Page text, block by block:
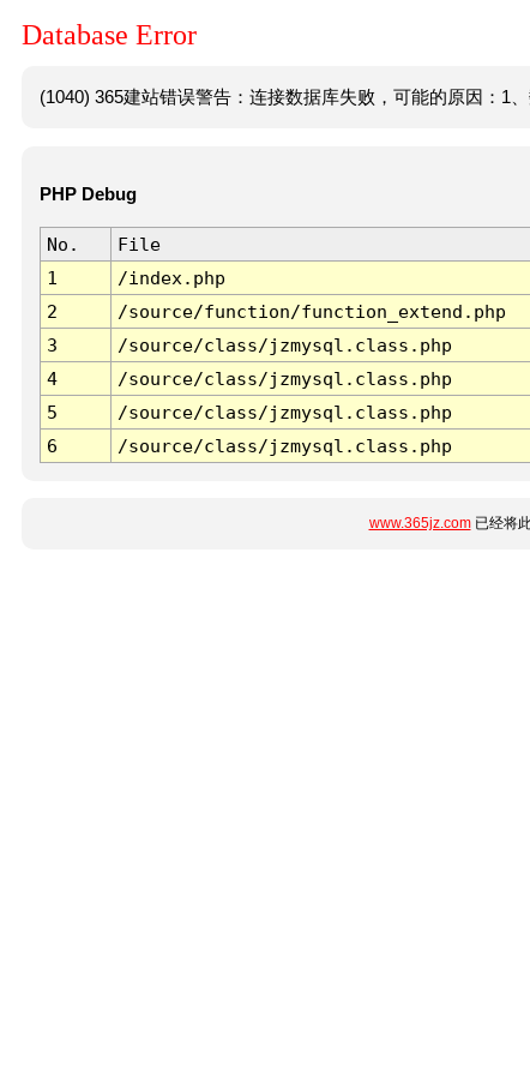
Database Error
(1040) 365建站错误警告：连接数据库失败，可能的原因：1
PHP Debug
No. File
1
/index.php
2
/source/function/function_extend.php
3
/source/class/jzmysql.class.php
4
/source/class/jzmysql.class.php
5
/source/class/jzmysql.class.php
6
/source/class/jzmysql.class.php
www.365jz.com已经将